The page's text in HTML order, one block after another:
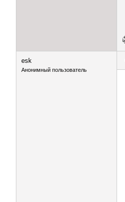
esk
Анонимный пользователь